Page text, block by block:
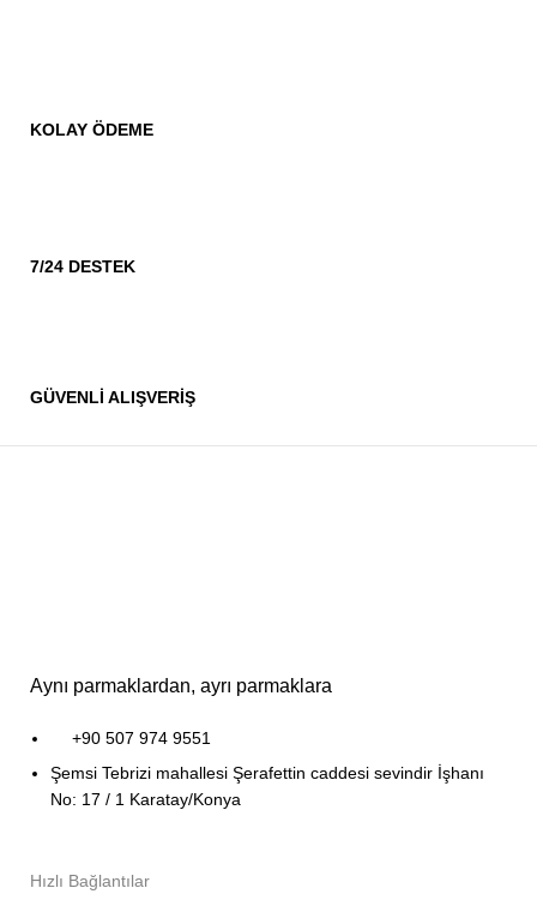
KOLAY ÖDEME
7/24 DESTEK
GÜVENLİ ALIŞVERİŞ
Aynı parmaklardan, ayrı parmaklara
+90 507 974 9551
Şemsi Tebrizi mahallesi Şerafettin caddesi sevindir İşhanı
No: 17 / 1 Karatay/Konya
Hızlı Bağlantılar